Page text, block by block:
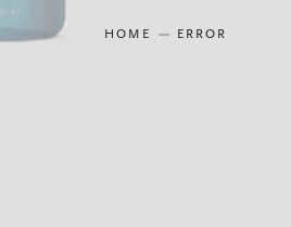
HOME ERROR